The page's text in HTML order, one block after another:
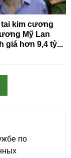
kim cương
Mỹ Lan
giá hơn 9,4 tỷ...
по